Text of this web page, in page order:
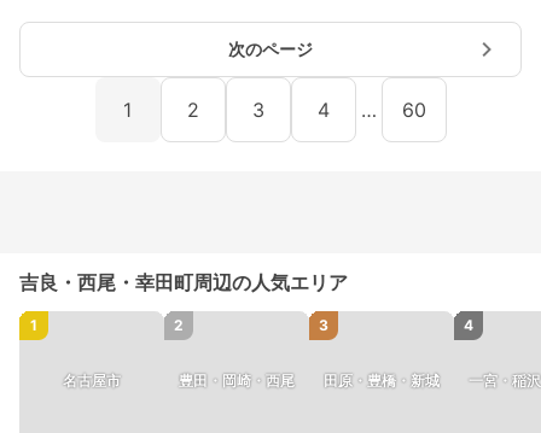
次のページ
1 2 3 4 … 60
吉良・西尾・幸田町周辺の人気エリア
1
名古屋市
2
豊田・岡崎・西尾
3
田原・豊橋・新城
4
一宮・稲